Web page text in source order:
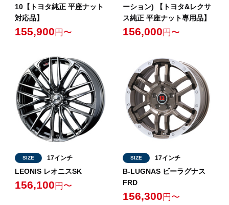
10【トヨタ純正 平座ナット
対応品】
155,900 円〜
ーション) 【トヨタ&レクサ
ス純正 平座ナット専用品】
156,000 円〜
SIZE 17インチ
LEONIS レオニスSK
156,100 円〜
SIZE 17インチ
B-LUGNAS ビーラグナス
FRD
156,300 円〜